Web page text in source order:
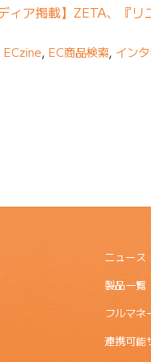
ディア掲載】ZETA、『
ECzine, EC商品検索, イン
ニュース
製品一覧
フルマネ
連携可能